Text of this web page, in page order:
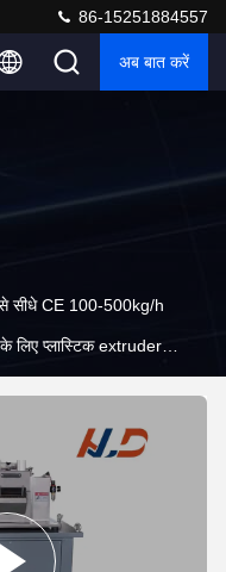
86-15251884557
अब बात करें
से सीधे CE 100-500kg/h
लिए प्लास्टिक extruder